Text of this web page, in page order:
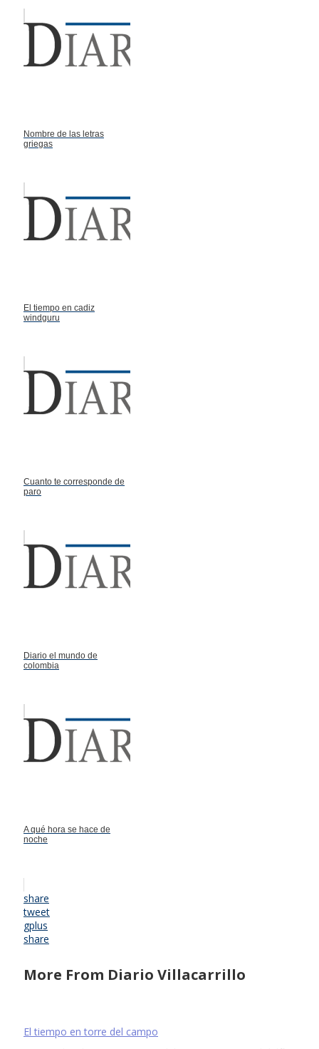
Nombre de las letras
griegas
El tiempo en cadiz
windguru
Cuanto te corresponde de
paro
Diario el mundo de
colombia
A qué hora se hace de
noche
share
tweet
gplus
share
More From Diario Villacarrillo
El tiempo en torre del campo